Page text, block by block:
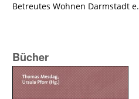
Betreutes Wohnen Darmstadt
Bücher